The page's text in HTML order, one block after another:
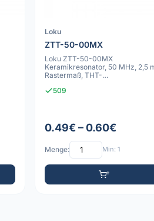
Loku
ZTT-50-00MX
Loku ZTT-50-00MX
Keramikresonator, 50 MHz, 2,5
Rastermaß, THT-
509
0.49€ – 0.60€
Menge: Min: 1